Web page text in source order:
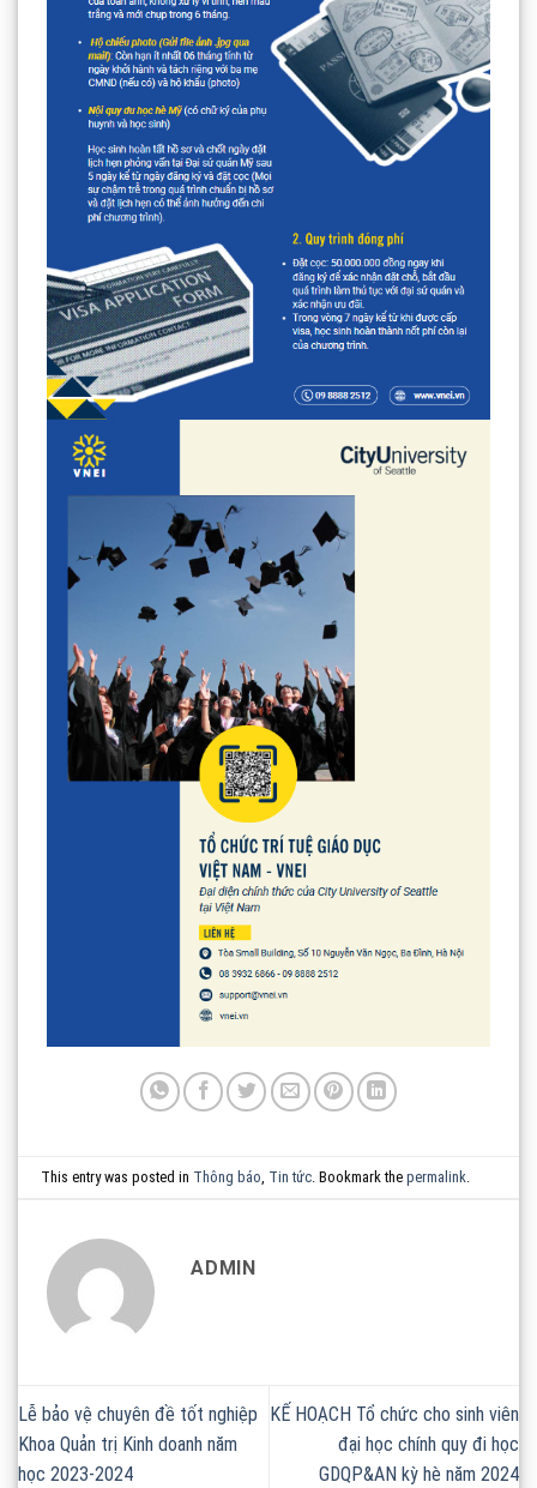
This entry was posted in Thông báo Tin tức . Bookmark thepermalink
ADMIN
Lễ bảo vệ chuyên đề tốt nghiệp
Khoa Quản trị Kinh doanh năm
học 2023-2024
KẾ HOẠCH Tổ chức cho sinh viên
đại học chính quy đi học
GDQP&AN kỳ hè năm 2024